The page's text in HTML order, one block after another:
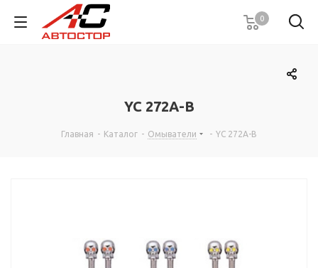
0
YC 272A-B
Главная - Каталог - Омыватели - YC 272A-B